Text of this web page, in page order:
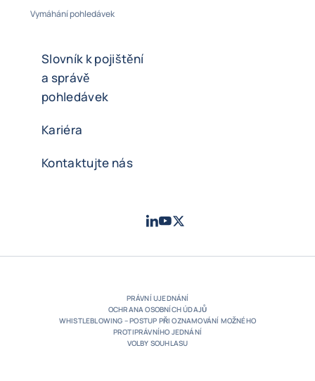
Vymáhání pohledávek
Slovník k pojištění
a správě
pohledávek
Kariéra
Kontaktujte nás
LinkedIn
Youtube
Twitter
PRÁVNÍ UJEDNÁNÍ
OCHRANA OSOBNÍCH ÚDAJŮ
WHISTLEBLOWING – POSTUP PŘI OZNAMOVÁNÍ MOŽNÉHO
PROTIPRÁVNÍHO JEDNÁNÍ
VOLBY SOUHLASU